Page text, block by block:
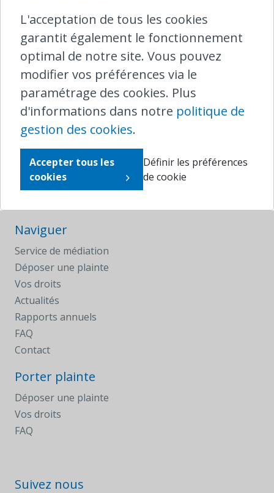
SHARE
Contact Ombudsrail
North Gate II,
Boulevard du Roi Albert II 8/5
0800 25 095 (intérieur)
Naviguer
Service de médiation
Déposer une plainte
Vos droits
Actualités
Rapports annuels
FAQ
Contact
Porter plainte
Déposer une plainte
Vos droits
FAQ
Suivez nous
L'acceptation de tous les cookies
garantit également le fonctionnement
optimal de notre site. Vous pouvez
modifier vos préférences via le
paramétrage des cookies. Plus
d'informations dans notre politique de
gestion des cookies.
Accepter tous les
cookies
Définir les préférences
de cookie